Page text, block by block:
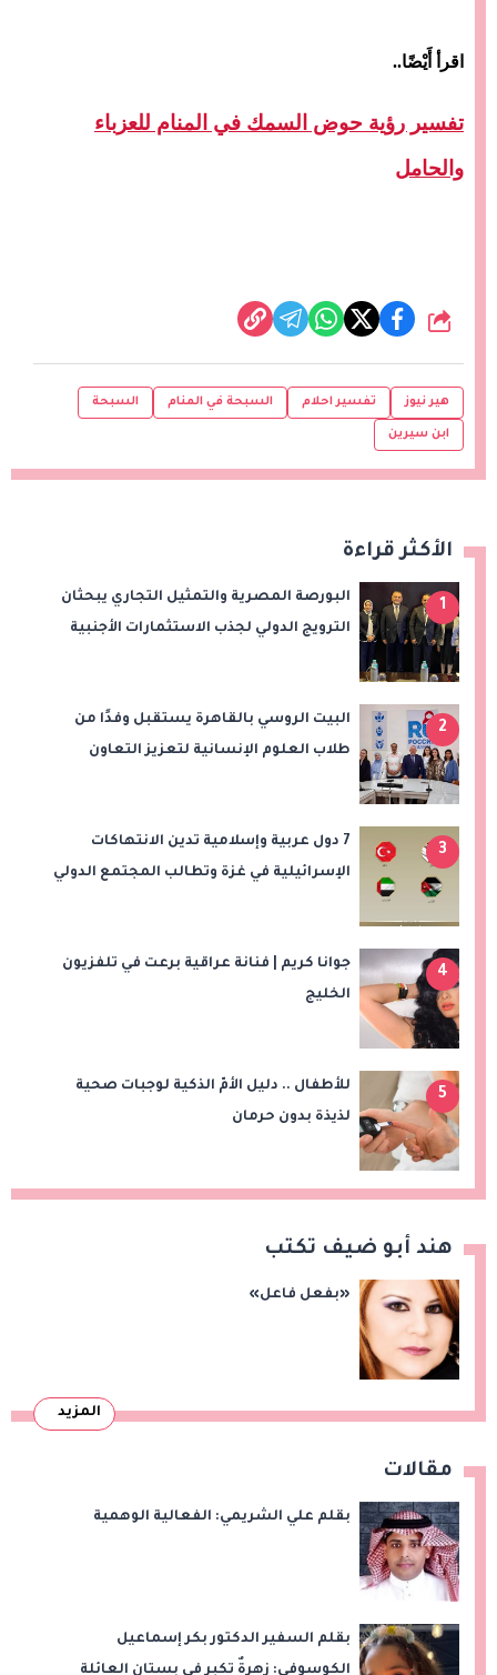
اقرأ أَيْضًا..
تفسير رؤية حوض السمك في المنام للعزباء
والحامل
شارك
هير نيوز تفسير احلام السبحة في المنام السبحة
ابن سيرين
الأكثر قراءة
1
البورصة المصرية والتمثيل التجاري يبحثان
الترويج الدولي لجذب الاستثمارات الأجنبية
2
البيت الروسي بالقاهرة يستقبل وفدًا من
طلاب العلوم الإنسانية لتعزيز التعاون
3
7 دول عربية وإسلامية تدين الانتهاكات
الإسرائيلية في غزة وتطالب المجتمع الدولي
4
جوانا كريم | فنانة عراقية برعت في تلفزيون
الخليج
5
للأطفال .. دليل الأمّ الذكية لوجبات صحية
لذيذة بدون حرمان
هند أبو ضيف تكتب
«بفعل فاعل»
المزيد
مقالات
بقلم علي الشريمي: الفعالية الوهمية
بقلم السفير الدكتور بكر إسماعيل
الكوسوفي: زهرةٌ تكبر في بستان العائلة